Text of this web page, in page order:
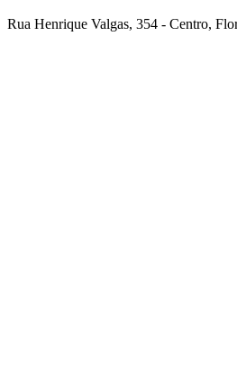
Rua Henrique Valgas, 354 - Centro,